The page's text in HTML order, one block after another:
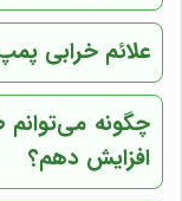
علائم خرابی
چگونه
افزایش دهم؟